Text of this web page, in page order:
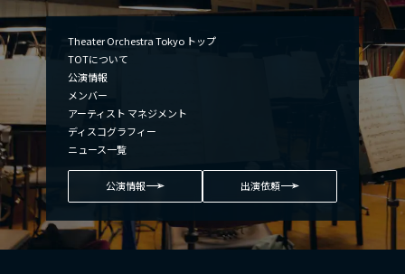
Theater Orchestra Tokyo トップ
TOTについて
公演情報
メンバー
アーティスト マネジメント
ディスコグラフィー
ニュース一覧
公演情報 出演依頼